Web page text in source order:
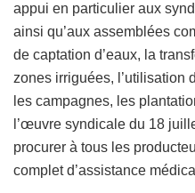
appui en particulier aux
ainsi qu’aux assemblées
de captation d’eaux, la
zones irriguées, l’utilisation
les campagnes, les
l’œuvre syndicale du 18
procurer à tous les
complet d’assistance